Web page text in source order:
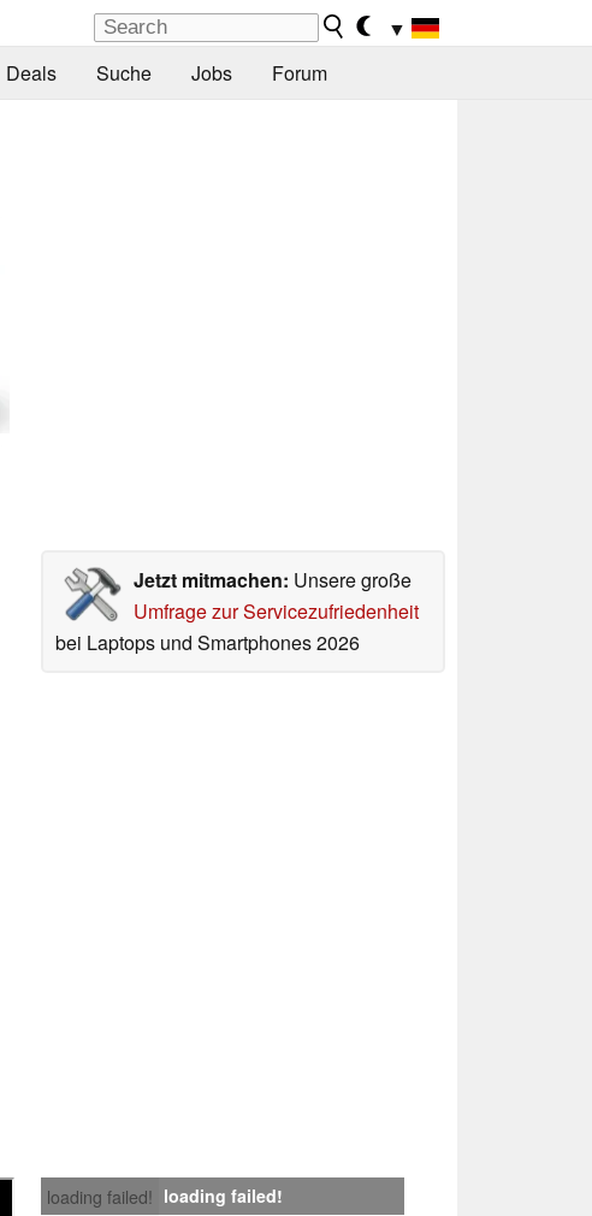
▼
Deals Suche Jobs Forum
Jetzt mitmachen: Unsere große
Umfrage zur Servicezufriedenheit
bei Laptops und Smartphones 2026
loading failed! loading failed!